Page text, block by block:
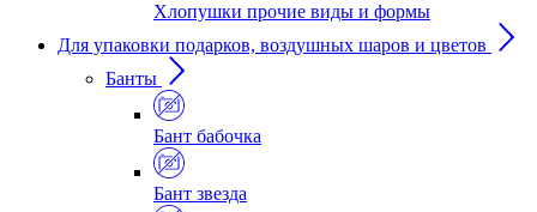
Хлопушки прочие виды и формы
Для упаковки подарков, воздушных шаров и цветов
Банты
Бант бабочка
Бант звезда